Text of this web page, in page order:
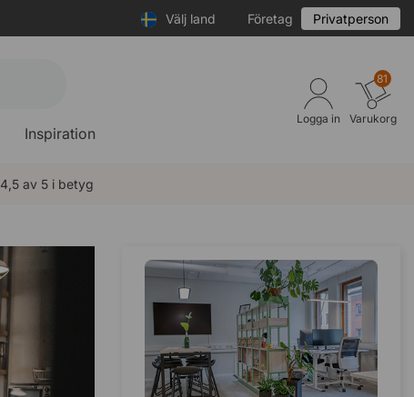
Välj land Företag Privatperson
Inspiration
Logga in
81
Varukorg
4,5 av 5 i betyg